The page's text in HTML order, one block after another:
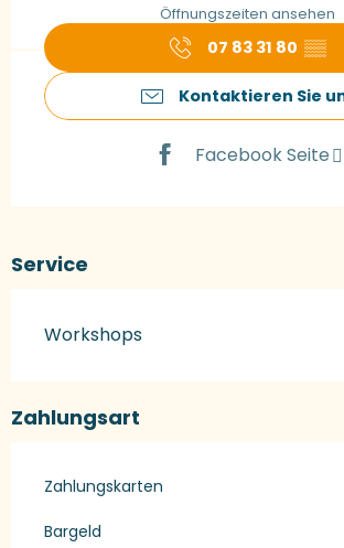
Öffnungszeiten ansehen
07 83 31 80 ▒▒
Kontaktieren Sie
Facebook Seite
Service
Workshops
Zahlungsart
Zahlungskarten
Bargeld